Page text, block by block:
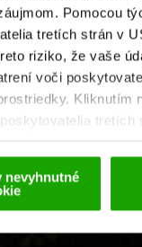
Pomocou
tretích strán v
riziko, že vaše
voči
tretích
nevyhnutné